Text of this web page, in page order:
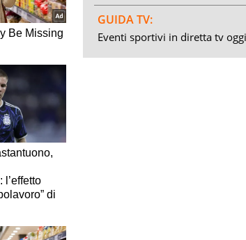
GUIDA TV:
Eventi sportivi in diretta tv oggi